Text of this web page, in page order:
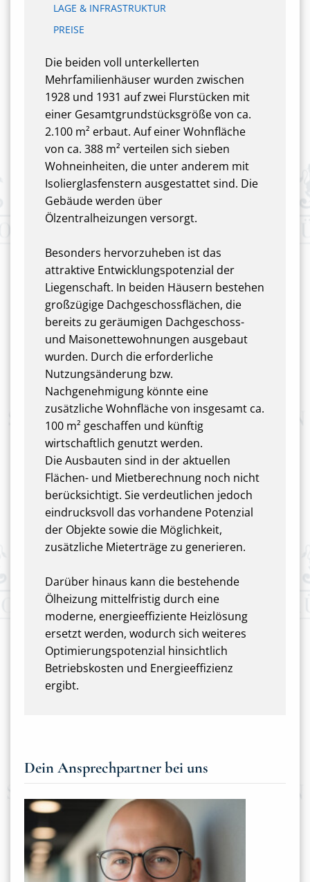
LAGE & INFRASTRUKTUR
PREISE
Die beiden voll unterkellerten
Mehrfamilienhäuser wurden zwischen
1928 und 1931 auf zwei Flurstücken mit
einer Gesamtgrundstücksgröße von ca.
2.100 m² erbaut. Auf einer Wohnfläche
von ca. 388 m² verteilen sich sieben
Wohneinheiten, die unter anderem mit
Isolierglasfenstern ausgestattet sind. Die
Gebäude werden über
Ölzentralheizungen versorgt.
Besonders hervorzuheben ist das
attraktive Entwicklungspotenzial der
Liegenschaft. In beiden Häusern bestehen
großzügige Dachgeschossflächen, die
bereits zu geräumigen Dachgeschoss-
und Maisonettewohnungen ausgebaut
wurden. Durch die erforderliche
Nutzungsänderung bzw.
Nachgenehmigung könnte eine
zusätzliche Wohnfläche von insgesamt ca.
100 m² geschaffen und künftig
wirtschaftlich genutzt werden.
Die Ausbauten sind in der aktuellen
Flächen- und Mietberechnung noch nicht
berücksichtigt. Sie verdeutlichen jedoch
eindrucksvoll das vorhandene Potenzial
der Objekte sowie die Möglichkeit,
zusätzliche Mieterträge zu generieren.
Darüber hinaus kann die bestehende
Ölheizung mittelfristig durch eine
moderne, energieeffiziente Heizlösung
ersetzt werden, wodurch sich weiteres
Optimierungspotenzial hinsichtlich
Betriebskosten und Energieeffizienz
ergibt.
Dein Ansprechpartner bei uns